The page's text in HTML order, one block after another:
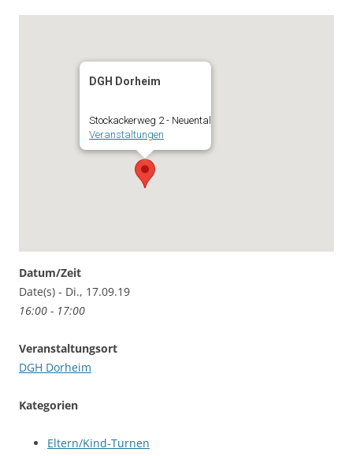
DGH Dorheim
Stockackerweg 2 - Neuental
Veranstaltungen
Datum/Zeit
Date(s) - Di., 17.09.19
16:00 - 17:00
Veranstaltungsort
DGH Dorheim
Kategorien
Eltern/Kind-Turnen